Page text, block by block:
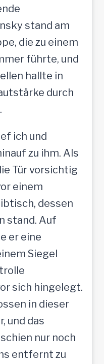
stand am
die zu einem
führte, und
hallte in
durch
ich und
zu ihm. Als
Tür vorsichtig
einem
dessen
stand. Auf
er eine
Siegel
sich hingelegt.
in dieser
und das
nur noch
entfernt zu